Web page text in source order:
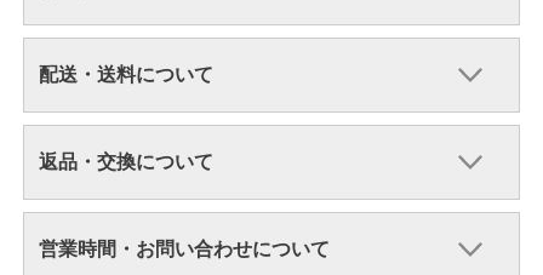
配送・送料について
返品・交換について
営業時間・お問い合わせについて